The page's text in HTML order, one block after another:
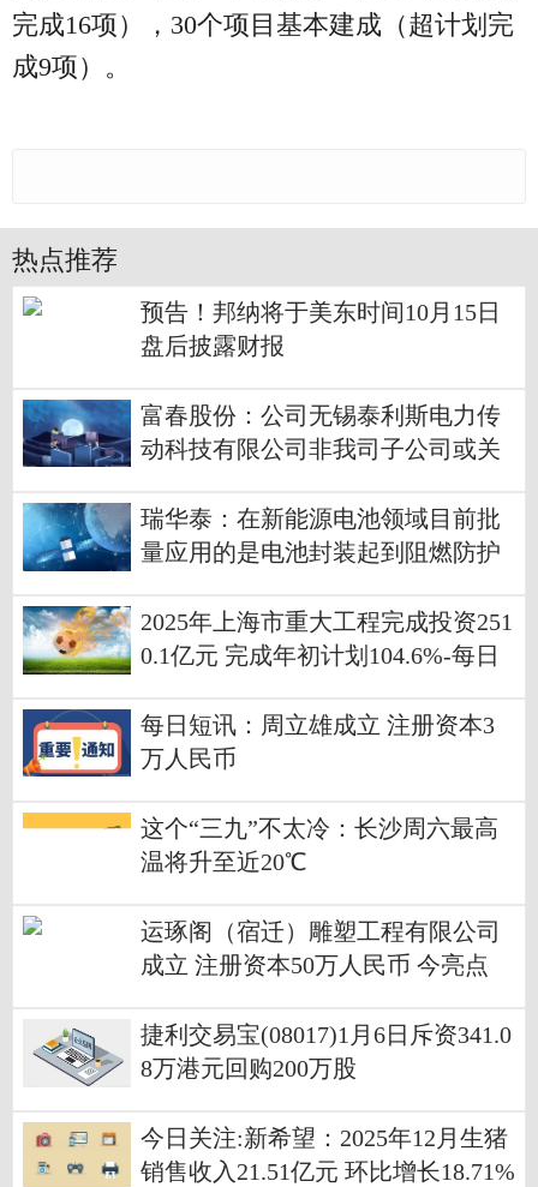
完成16项），30个项目基本建成（超计划完
成9项）。
热点推荐
预告！邦纳将于美东时间10月15日
盘后披露财报
富春股份：公司无锡泰利斯电力传
动科技有限公司非我司子公司或关
瑞华泰：在新能源电池领域目前批
量应用的是电池封装起到阻燃防护
2025年上海市重大工程完成投资251
0.1亿元 完成年初计划104.6%-每日
每日短讯：周立雄成立 注册资本3
万人民币
这个“三九”不太冷：长沙周六最高
温将升至近20℃
运琢阁（宿迁）雕塑工程有限公司
成立 注册资本50万人民币 今亮点
捷利交易宝(08017)1月6日斥资341.0
8万港元回购200万股
今日关注:新希望：2025年12月生猪
销售收入21.51亿元 环比增长18.71%